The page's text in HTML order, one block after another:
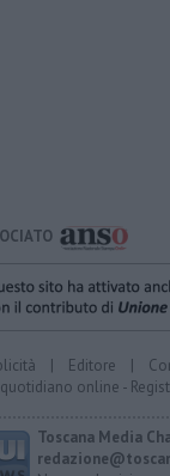
| Editore |
quotidiano online -
Toscana Media